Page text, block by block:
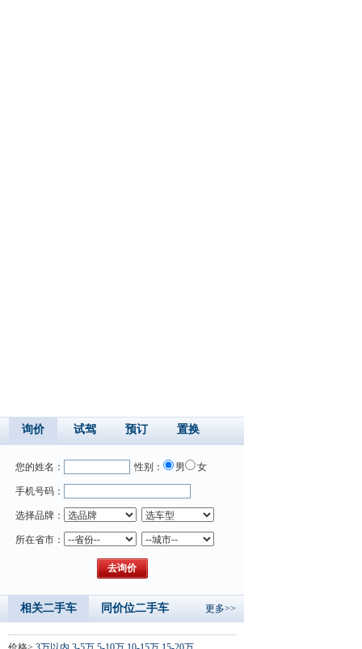
询价 试驾 预订 置换
您的姓名： 性别： 男 女
手机号码：
选择品牌：
所在省市：
相关二手车 同价位二手车 更多>>